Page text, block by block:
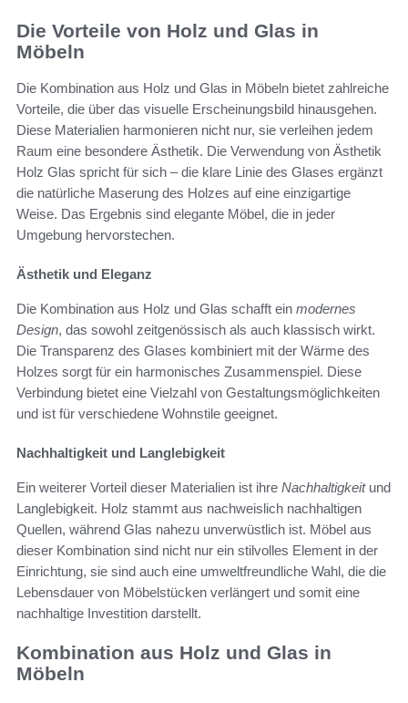
Die Vorteile von Holz und Glas in
Möbeln
Die Kombination aus Holz und Glas in Möbeln bietet zahlreiche
Vorteile, die über das visuelle Erscheinungsbild hinausgehen.
Diese Materialien harmonieren nicht nur, sie verleihen jedem
Raum eine besondere Ästhetik. Die Verwendung von Ästhetik
Holz Glas spricht für sich – die klare Linie des Glases ergänzt
die natürliche Maserung des Holzes auf eine einzigartige
Weise. Das Ergebnis sind elegante Möbel, die in jeder
Umgebung hervorstechen.
Ästhetik und Eleganz
Die Kombination aus Holz und Glas schafft ein modernes
Design, das sowohl zeitgenössisch als auch klassisch wirkt.
Die Transparenz des Glases kombiniert mit der Wärme des
Holzes sorgt für ein harmonisches Zusammenspiel. Diese
Verbindung bietet eine Vielzahl von Gestaltungsmöglichkeiten
und ist für verschiedene Wohnstile geeignet.
Nachhaltigkeit und Langlebigkeit
Ein weiterer Vorteil dieser Materialien ist ihre Nachhaltigkeitund
Langlebigkeit. Holz stammt aus nachweislich nachhaltigen
Quellen, während Glas nahezu unverwüstlich ist. Möbel aus
dieser Kombination sind nicht nur ein stilvolles Element in der
Einrichtung, sie sind auch eine umweltfreundliche Wahl, die die
Lebensdauer von Möbelstücken verlängert und somit eine
nachhaltige Investition darstellt.
Kombination aus Holz und Glas in
Möbeln